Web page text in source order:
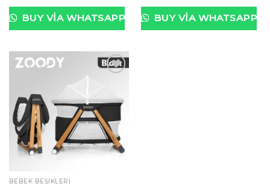
BUY VIA WHATSAPP BUY VIA WHATSAPP
İstek
Listeme
Ekle
BEBEK BEŞIKLERI